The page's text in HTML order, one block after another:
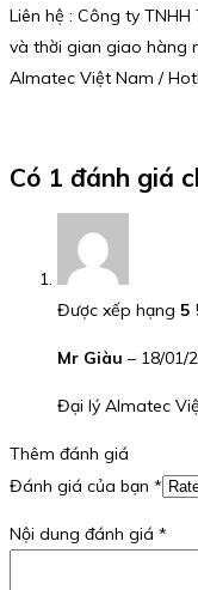
Liên hệ : Công ty
và thời gian giao hàng
Almatec Việt Nam /
Có 1 đánh giá
Được xếp hạng 5
Mr Giàu – 18/01/
Đại lý Almatec
Thêm đánh giá
Đánh giá của bạn *
Nội dung đánh giá *